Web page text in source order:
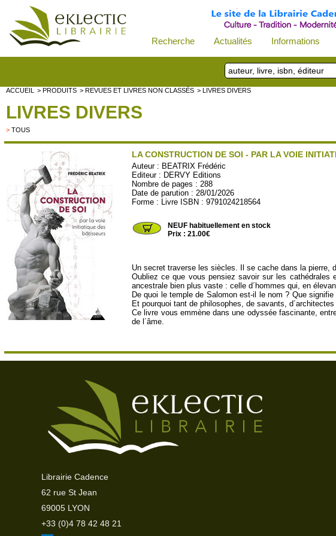
Recherche Actualités Informations
ACCUEIL > PRODUITS > REVUES ET LIVRES NON CLASSÉS > LIVRES DIVERS
LIVRES DIVERS
> TOUS
LA CONSTRUCTION DE SOI - PAR LA VOIE
Auteur : BEATRIX Frédéric
Editeur : DERVY Editions
Nombre de pages : 288
Date de parution : 28/01/2026
Forme : Livre ISBN : 9791024218564
NEUF habituellement en stock
Prix : 21.00€
Un secret traverse les siècles. Il se cache dans la
Oubliez ce que vous pensiez savoir sur les
ancestrale bien plus vaste : celle d´hommes qui, en
De quoi le temple de Salomon est-il le nom ? Que
Et pourquoi tant de philosophes, de savants,
Ce livre vous emmène dans une odyssée fascinante,
de l´âme.
Librairie Cadence
62 rue St Jean
69005 LYON
+33 (0)4 78 42 48 21